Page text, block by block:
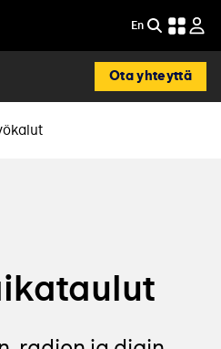
En EN
In
English
Etsi
Ota yhteyttä